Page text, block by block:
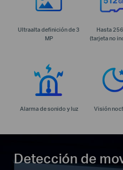
Ultraalta definición de 3
MP
Hasta
(tarjeta no
Alarma de sonido y luz Visión
Detección de